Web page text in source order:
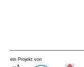
ein Projekt von